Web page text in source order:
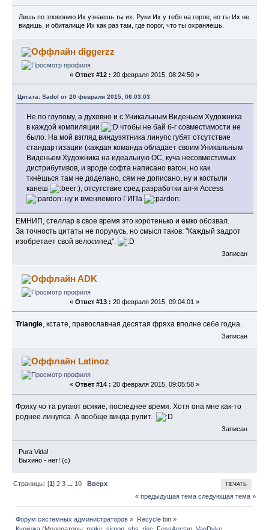
Лишь по зловонию Их узнаешь ты их. Руки Их у тебя на горле, но ты Их не
видишь, и обиталище Их как раз там, где порог, что ты охраняешь.
diggerzz
« Ответ #12 : 20 февраля 2015, 08:24:50 »
Цитата: Sadol от 20 февраля 2015, 06:03:03
Не по глупому, а духовно и с Уникальным Виденьем Художника
в каждой компиляции
чтобы не бай б-г совместимости не
было. На мой взгляд виндузятника линупс губят отсутствие
стандартизации (каждая команда обладает своим Уникальным
Виденьем Художника на идеальную ОС, куча несовместимых
дистрибутивов, и вроде софта написано вагон, но как
ткнёшься там не доделано, сям не дописано, ну и костыли
канеш
), отсутствие сред разработки ал-я Access
ну и вменяемого ГИПа
ЕМНИП, стеллар в свое время это коротенько и емко обозвал.
За точность цитаты не поручусь, но смысл таков: "Каждый задрот
изобретает свой велосипед".
Записан
ADK
« Ответ #13 : 20 февраля 2015, 09:04:01 »
Triangle, кстате, православная десятая фряха вполне себе годна.
Записан
Latinoz
« Ответ #14 : 20 февраля 2015, 09:05:58 »
Фряху чо та ругают всякие, последнее время. Хотя она мне как-то
роднее линупса. А вообще винда рулит.
Записан
Pura Vida!
Выхино - нет! (с)
ПЕЧАТЬ
Страницы: [1]2 3 ... 10
Вверх
« предыдущая тема следующая тема »
Форум системных администраторов » Recycle bin»
Курилка (Модераторы:makc ,sirnon ,shs ,risc FessAectan ,VanDyke